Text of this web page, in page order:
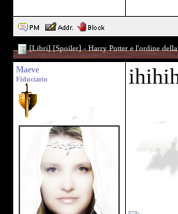
[Libri] [Spoiler] - Harry Potter e l'ordine
Maeve
Fiduciario